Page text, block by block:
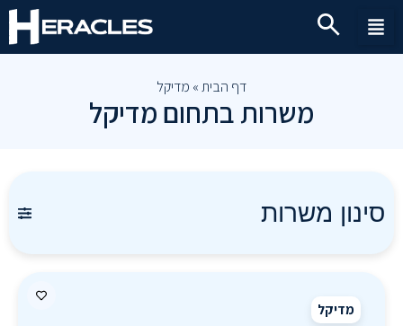
דף הבית» מדיקל
משרות בתחום מדיקל
סינון משרות
מדיקל